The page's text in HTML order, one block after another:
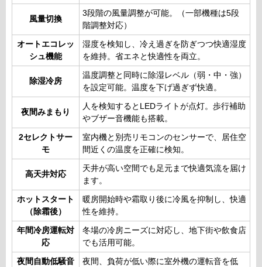
風量切換
3段階の風量調整が可能。（一部機種は5段
階調整対応）
オートエコレッ
シュ機能
湿度を検知し、冷え過ぎを防ぎつつ快適湿度
を維持。省エネと快適性を両立。
除湿冷房
温度調整と同時に除湿レベル（弱・中・強）
を設定可能。温度を下げ過ぎず快適。
夜間みまもり
人を検知するとLEDライトが点灯。歩行補助
やブザー音機能も搭載。
2セレクトサー
モ
室内機と別売リモコンのセンサーで、居住空
間近くの温度を正確に検知。
高天井対応
天井が高い空間でも足元まで快適気流を届け
ます。
ホットスタート
（除霜後）
暖房開始時や霜取り後に冷風を抑制し、快適
性を維持。
年間冷房運転対
応
冬場の冷房ニーズに対応し、地下街や飲食店
でも活用可能。
夜間自動低騒音
夜間、負荷が低い際に室外機の運転音を低